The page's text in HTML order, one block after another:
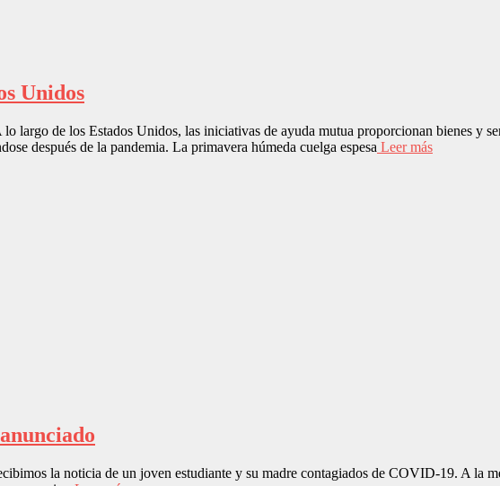
Unidos
largo de los Estados Unidos, las iniciativas de ayuda mutua proporcionan bienes y
después de la pandemia. La primavera húmeda cuelga espesa Leer más
la noticia de un joven estudiante y su madre contagiados de COVID-19. A la